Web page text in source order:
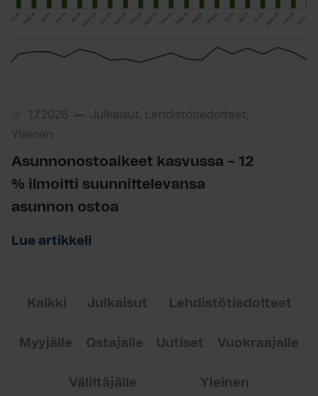
1.7.2026
Julkaisut, Lehdistötiedotteet,
Yleinen
Asunnonostoaikeet kasvussa – 12
% ilmoitti suunnittelevansa
asunnon ostoa
Lue artikkeli
Kaikki Julkaisut Lehdistötiedotteet
Myyjälle Ostajalle Uutiset Vuokraajalle
Välittäjälle Yleinen